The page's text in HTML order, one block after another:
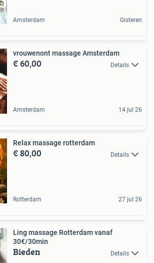
Amsterdam Gisteren
vrouwenont massage Amsterdam
€ 60,00 Details
Amsterdam 14 jul 26
Relax massage rotterdam
€ 80,00 Details
Rotterdam 27 jul 26
Ling massage Rotterdam vanaf
30€/30min
Bieden Details